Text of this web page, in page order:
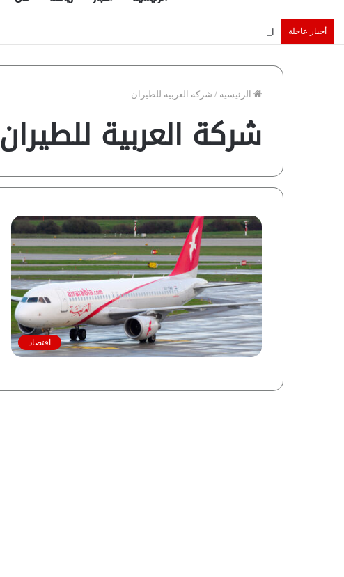
أخبار عاجلة
الرئيسية / شركة العربية للطيران
شركة العربية للطيران
اقتصاد